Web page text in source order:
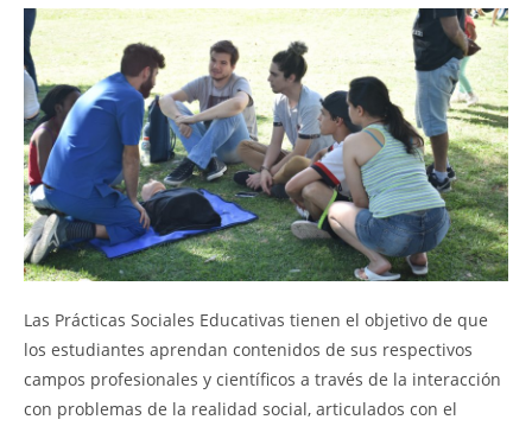
Las Prácticas Sociales Educativas tienen el objetivo de que
los estudiantes aprendan contenidos de sus respectivos
campos profesionales y científicos a través de la interacción
con problemas de la realidad social, articulados con el